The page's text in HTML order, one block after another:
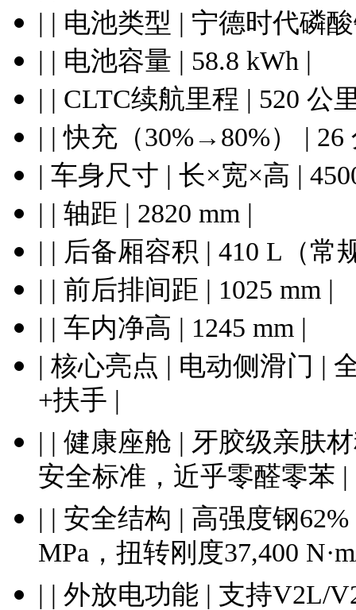
| | 电池类型 | 宁德时代磷
| | 电池容量 | 58.8 kWh |
| | CLTC续航里程 | 520 公
| | 快充（30%→80%） | 26
| 车身尺寸 | 长×宽×高 |
| | 轴距 | 2820 mm |
| | 后备厢容积 | 410 L（常
| | 前后排间距 | 1025 mm |
| | 车内净高 | 1245 mm |
| 核心亮点 | 电动侧滑门 |
+扶手 |
| | 健康座舱 | 牙胶级亲肤
安全标准，近乎零醛零苯 |
| | 安全结构 | 高强度钢
MPa，扭转刚度37,400
| | 外放电功能 | 支持V2L/